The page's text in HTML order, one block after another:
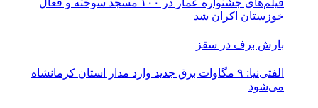
فیلم‌های جشنواره عمار در ۱۰۰ مسجد سوخته و فعال
خوزستان اکران شد
بارش برف در سقز
الفتی‌نیا: ۹ مگاوات برق جدید وارد مدار استان کرمانشاه
می‌شود